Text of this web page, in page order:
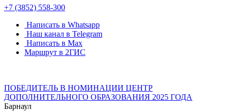
+7 (3852) 558-300
Написать в Whatsapp
Наш канал в Telegram
Написать в Max
Маршрут в 2ГИС
ПОБЕДИТЕЛЬ В НОМИНАЦИИ ЦЕНТР
ДОПОЛНИТЕЛЬНОГО ОБРАЗОВАНИЯ 2025 ГОДА
Барнаул